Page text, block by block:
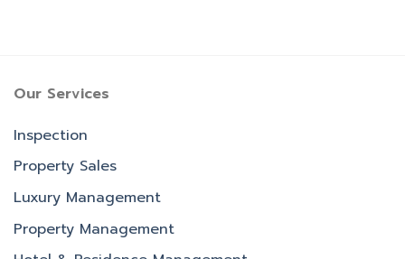
Our Services
Inspection
Property Sales
Luxury Management
Property Management